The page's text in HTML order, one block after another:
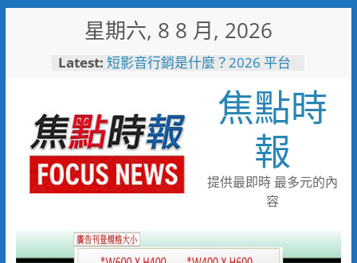
星期六, 8 8 月, 2026
Latest: 中正地下道排水溝夜間清淤 水
短影音行銷是什麼？2026 平台
比較、優缺點與電商變現全攻略
日本花藝大師梅垣稔抵台交流
「花見日和」展現台日花藝文化
魅力 8月8日精彩展演登場
彰化縣長參選人魏平政彰化造
勢 喊福利超越六都承接王惠美
4輛高規格救護車 首配全自動
電動擔架床
焦點時
報
提供最即時 最多元的內
容